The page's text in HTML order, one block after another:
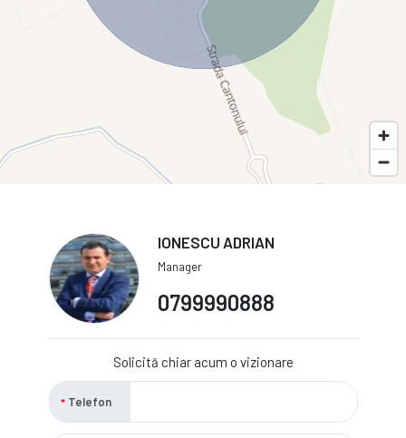
IONESCU ADRIAN
Manager
0799990888
Solicită chiar acum o vizionare
Telefon